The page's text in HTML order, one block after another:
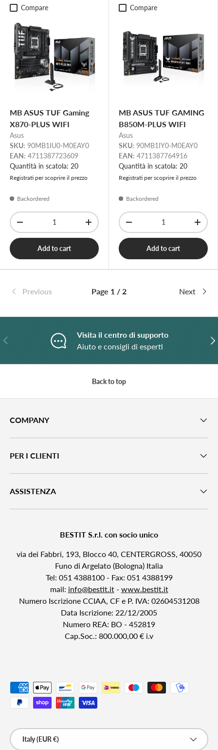
Compare
MB ASUS TUF Gaming
X870-PLUS WIFI
Asus
SKU: 90MB1IU0-M0EAY0
EAN: 4711387723609
Quantità in scatola: 20
Registrati per scoprire il prezzo
Backordered
Qty
-
+
Add to cart
Compare
MB ASUS TUF GAMING
B850M-PLUS WIFI
Asus
SKU: 90MB1IY0-M0EAY0
EAN: 4711387764916
Quantità in scatola: 20
Registrati per scoprire il prezzo
Backordered
Qty
-
+
Add to cart
Previous Page 1 / 2 Next
Previous
Visita il centro di supporto
Aiuto e consigli di esperti
Back to top
COMPANY
PER I CLIENTI
ASSISTENZA
BESTIT S.r.l. con socio unico
via dei Fabbri, 193, Blocco 40, CENTERGROSS, 40050
Funo di Argelato (Bologna) Italia
Tel: 051 4388100 - Fax: 051 4388199
mail: info@bestit.it- www.bestit.it
Numero Iscrizione CCIAA, CF e P. IVA: 02604531208
Data Iscrizione: 22/12/2005
Numero REA: BO - 452819
Cap.Soc.: 800.000,00 € i.v
Payment methods accepted
Country/Region
Italy (EUR €)